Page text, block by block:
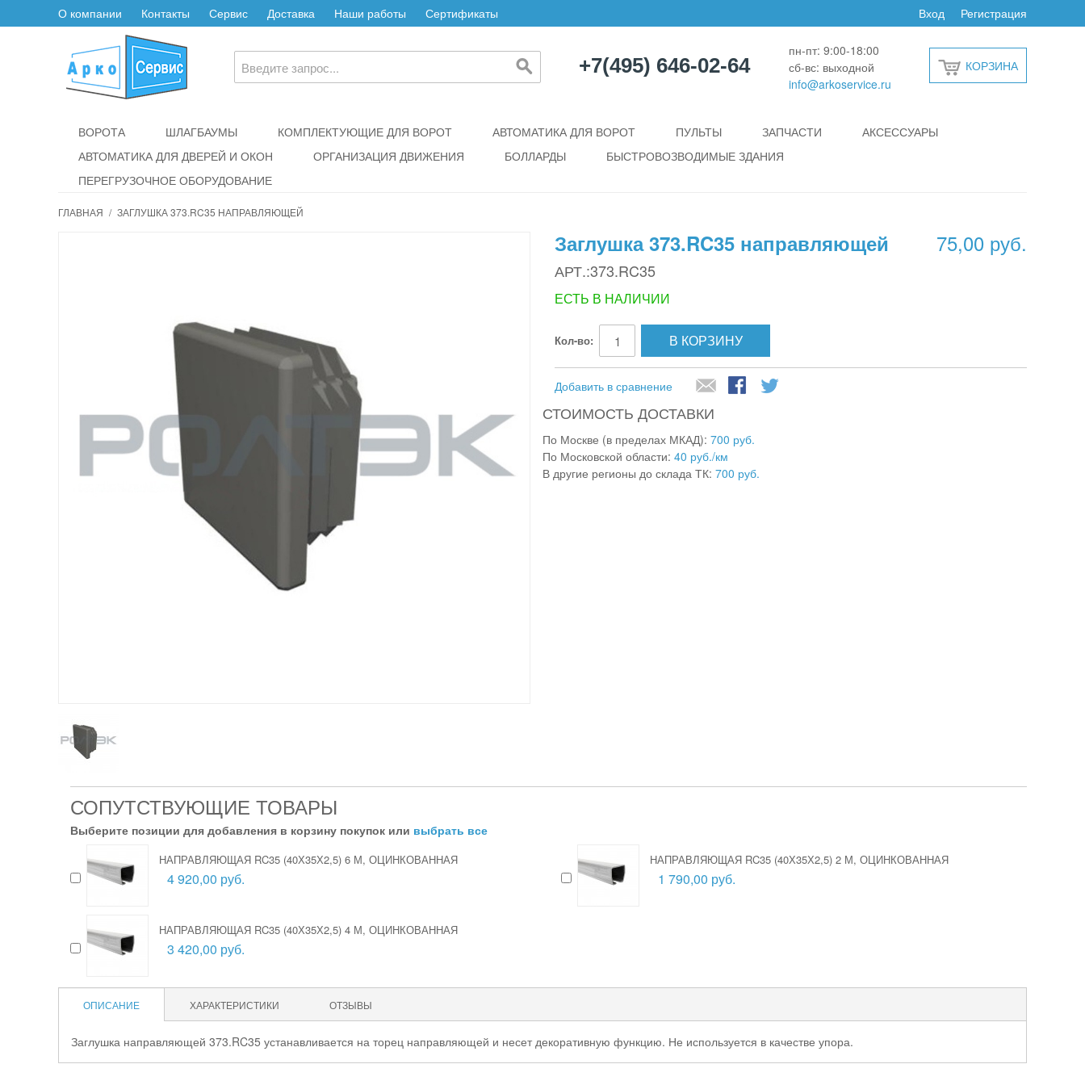
О компании Контакты Сервис Доставка Наши работы Сертификаты Регистрация
Вход
+7(495) 646-02-64
пн-пт: 9:00-18:00
сб-вс: выходной
info@arkoservice.ru
КОРЗИНА
ВОРОТА ШЛАГБАУМЫ КОМПЛЕКТУЮЩИЕ ДЛЯ ВОРОТ АВТОМАТИКА ДЛЯ ВОРОТ ПУЛЬТЫ ЗАПЧАСТИ
АКСЕССУАРЫ
АВТОМАТИКА ДЛЯ ДВЕРЕЙ И ОКОН
ОРГАНИЗАЦИЯ ДВИЖЕНИЯ БОЛЛАРДЫ
БЫСТРОВОЗВОДИМЫЕ ЗДАНИЯ
ПЕРЕГРУЗОЧНОЕ ОБОРУДОВАНИЕ
ГЛАВНАЯ / ЗАГЛУШКА 373.RC35 НАПРАВЛЯЮЩЕЙ
Заглушка 373.RC35 направляющей
АРТ.:373.RC35
75,00 руб.
ЕСТЬ В НАЛИЧИИ
Кол-во: В КОРЗИНУ
Добавить в сравнение
СТОИМОСТЬ ДОСТАВКИ
По Москве (в пределах МКАД): 700 руб.
По Московской области: 40 руб./км
В другие регионы до склада ТК: 700 руб.
СОПУТСТВУЮЩИЕ ТОВАРЫ
Выберите позиции для добавления в корзину покупок или выбрать все
НАПРАВЛЯЮЩАЯ RC35 (40Х35Х2,5) 6 М, ОЦИНКОВАННАЯ
4 920,00 руб.
НАПРАВЛЯЮЩАЯ RC35 (40Х35Х2,5) 2 М, ОЦИНКОВАННАЯ
1 790,00 руб.
НАПРАВЛЯЮЩАЯ RC35 (40Х35Х2,5) 4 М, ОЦИНКОВАННАЯ
3 420,00 руб.
ОПИСАНИЕ ХАРАКТЕРИСТИКИ ОТЗЫВЫ
Заглушка направляющей 373.RC35 устанавливается на торец направляющей и несет декоративную функцию. Не используется в качестве упора.